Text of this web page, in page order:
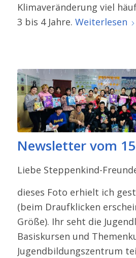
Klimaveränderung viel
3 bis 4 Jahre. Weiterlesen
Newsletter vom
Liebe Steppenkind-​
dieses Foto erhielt ich
(beim Draufklicken
Größe). Ihr seht die
Basiskursen und
Jugendbildungszentrum